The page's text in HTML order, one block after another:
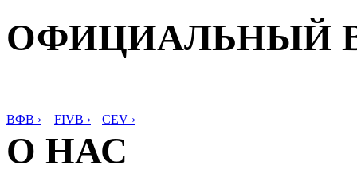
ОФИЦИАЛЬНЫЙ
ВФВ › FIVB › CEV ›
О НАС